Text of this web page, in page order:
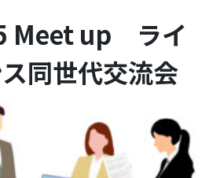
Meet up ライ
同世代交流会